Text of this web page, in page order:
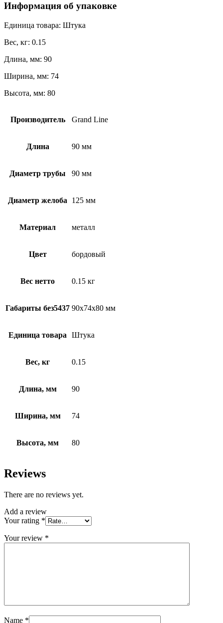
Информация об упаковке
Единица товара: Штука
Вес, кг: 0.15
Длина, мм: 90
Ширина, мм: 74
Высота, мм: 80
Производитель Grand Line
Длина 90 мм
Диаметр трубы 90 мм
Диаметр желоба 125 мм
Материал металл
Цвет бордовый
Вес нетто 0.15 кг
Габариты без5437 90х74х80 мм
Единица товара Штука
Вес, кг 0.15
Длина, мм 90
Ширина, мм 74
Высота, мм 80
Reviews
There are no reviews yet.
Add a review
Your rating *
Your review *
Name *